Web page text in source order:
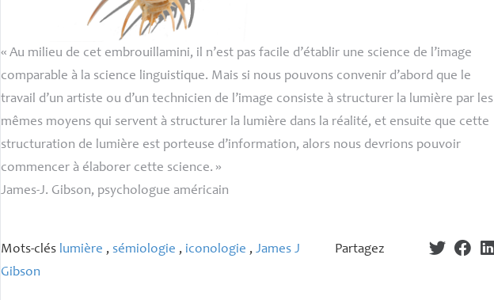
« Au milieu de cet embrouillamini, il n’est pas facile d’établir une science de l’image
comparable à la science linguistique. Mais si nous pouvons convenir d’abord que le
travail d’un artiste ou d’un technicien de l’image consiste à structurer la lumière par les
mêmes moyens qui servent à structurer la lumière dans la réalité, et ensuite que cette
structuration de lumière est porteuse d’information, alors nous devrions pouvoir
commencer à élaborer cette science. »
James-J. Gibson, psychologue américain
Mots-clés lumière ,sémiologie , iconologie ,James J
Gibson
Partagez